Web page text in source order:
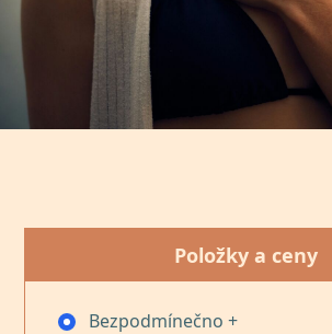
Položky a ceny
Bezpodmínečno +